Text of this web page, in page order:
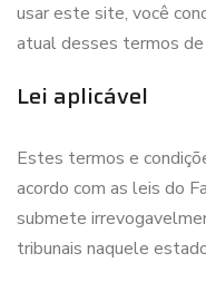
usar este site, você
atual desses termos de
Lei aplicável
Estes termos e
acordo com as leis do
submete
tribunais naquele